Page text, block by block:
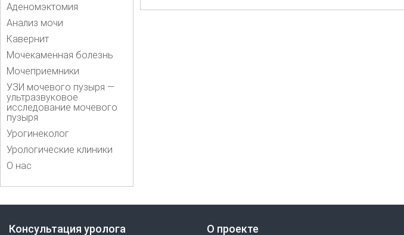
Аденомэктомия
Анализ мочи
Кавернит
Мочекаменная болезнь
Мочеприемники
УЗИ мочевого пузыря —
ультразвуковое
исследование мочевого
пузыря
Урогинеколог
Урологические клиники
О нас
Консультация уролога О проекте